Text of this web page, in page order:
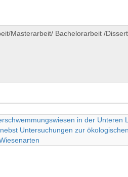
in der Unteren
Untersuchungen zur